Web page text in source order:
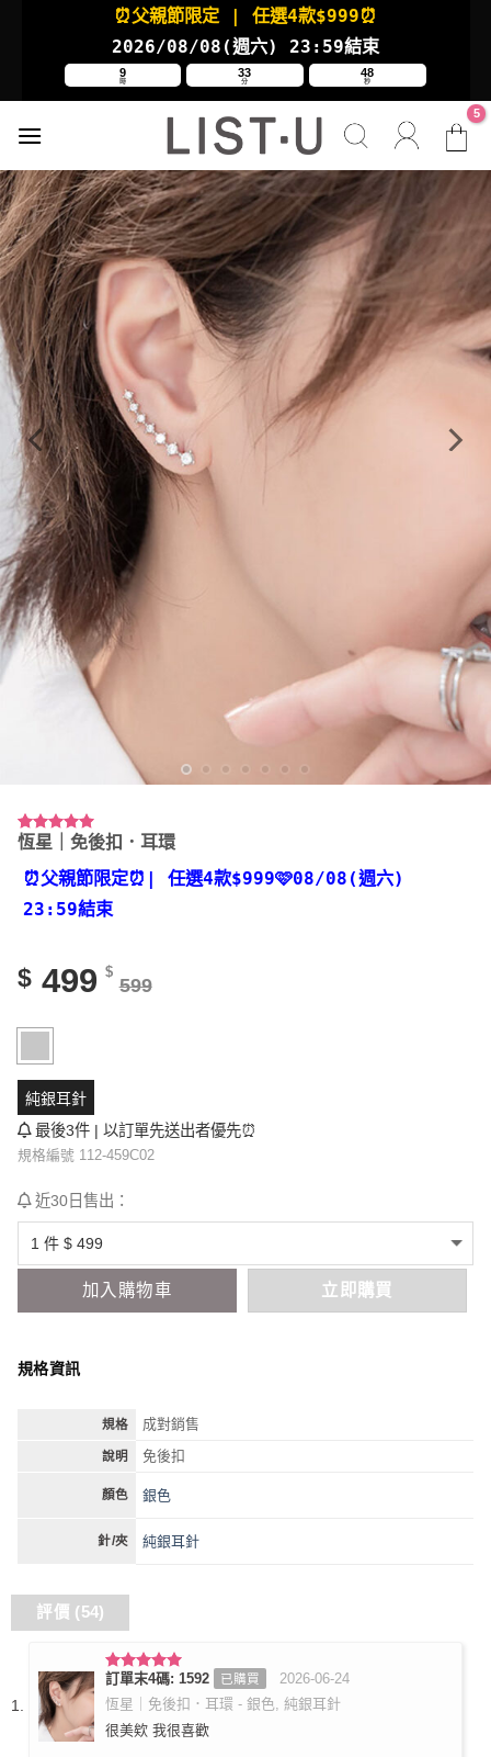
⏰父親節限定 | 任選4款$999⏰
2026/08/08(週六) 23:59結束
9
時
33
分
48
秒
評分
4.93
54
位顧客進
行評分
恆星｜免後扣．耳環
⏰父親節限定⏰ | 任選4款$999🩷08/08(週六)
23:59結束
$ 499 $
599
純銀耳針
最後3件 | 以訂單先送出者優先⏰
規格編號 112-459C02
近30日售出：
加入購物車 立即購買
規格資訊
規格 成對銷售
說明 免後扣
顏色 銀色
針/夾 純銀耳針
評價 (54)
評分5滿
分 5
訂單末4碼: 1592 已購買
2026-06-24
恆星｜免後扣．耳環 - 銀色, 純銀耳針
很美欸 我很喜歡